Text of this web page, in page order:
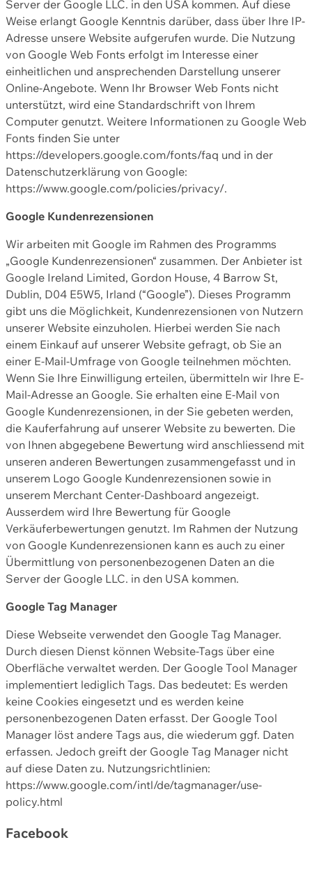
Server der Google LLC. in den USA kommen. Auf diese
Weise erlangt Google Kenntnis darüber, dass über Ihre IP-
Adresse unsere Website aufgerufen wurde. Die Nutzung
von Google Web Fonts erfolgt im Interesse einer
einheitlichen und ansprechenden Darstellung unserer
Online-Angebote. Wenn Ihr Browser Web Fonts nicht
unterstützt, wird eine Standardschrift von Ihrem
Computer genutzt. Weitere Informationen zu Google Web
Fonts finden Sie unter
https://developers.google.com/fonts/faq und in der
Datenschutzerklärung von Google:
https://www.google.com/policies/privacy/.
Google Kundenrezensionen
Wir arbeiten mit Google im Rahmen des Programms
„Google Kundenrezensionen“ zusammen. Der Anbieter ist
Google Ireland Limited, Gordon House, 4 Barrow St,
Dublin, D04 E5W5, Irland (“Google”). Dieses Programm
gibt uns die Möglichkeit, Kundenrezensionen von Nutzern
unserer Website einzuholen. Hierbei werden Sie nach
einem Einkauf auf unserer Website gefragt, ob Sie an
einer E-Mail-Umfrage von Google teilnehmen möchten.
Wenn Sie Ihre Einwilligung erteilen, übermitteln wir Ihre E-
Mail-Adresse an Google. Sie erhalten eine E-Mail von
Google Kundenrezensionen, in der Sie gebeten werden,
die Kauferfahrung auf unserer Website zu bewerten. Die
von Ihnen abgegebene Bewertung wird anschliessend mit
unseren anderen Bewertungen zusammengefasst und in
unserem Logo Google Kundenrezensionen sowie in
unserem Merchant Center-Dashboard angezeigt.
Ausserdem wird Ihre Bewertung für Google
Verkäuferbewertungen genutzt. Im Rahmen der Nutzung
von Google Kundenrezensionen kann es auch zu einer
Übermittlung von personenbezogenen Daten an die
Server der Google LLC. in den USA kommen.
Google Tag Manager
Diese Webseite verwendet den Google Tag Manager.
Durch diesen Dienst können Website-Tags über eine
Oberfläche verwaltet werden. Der Google Tool Manager
implementiert lediglich Tags. Das bedeutet: Es werden
keine Cookies eingesetzt und es werden keine
personenbezogenen Daten erfasst. Der Google Tool
Manager löst andere Tags aus, die wiederum ggf. Daten
erfassen. Jedoch greift der Google Tag Manager nicht
auf diese Daten zu. Nutzungsrichtlinien:
https://www.google.com/intl/de/tagmanager/use-
policy.html
Facebook